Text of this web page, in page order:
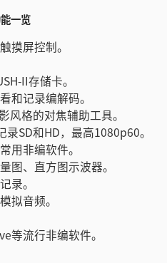
一览
摸屏控制。
II存储卡。
和记录编解码。
风格的对焦辅助工具。
SD和HD，最高1080p60。
用非编软件。
图、直方图示波器。
录。
拟音频。
等流行非编软件。